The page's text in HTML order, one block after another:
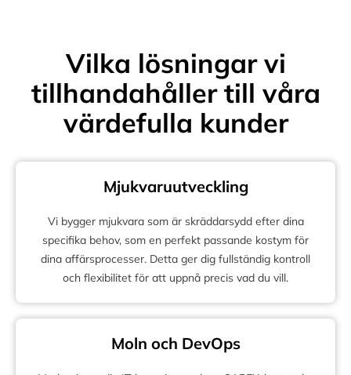
Vilka lösningar vi
tillhandahåller till våra
värdefulla kunder
Mjukvaruutveckling
Vi bygger mjukvara som är skräddarsydd efter dina
specifika behov, som en perfekt passande kostym för
dina affärsprocesser. Detta ger dig fullständig kontroll
och flexibilitet för att uppnå precis vad du vill.
Moln och DevOps